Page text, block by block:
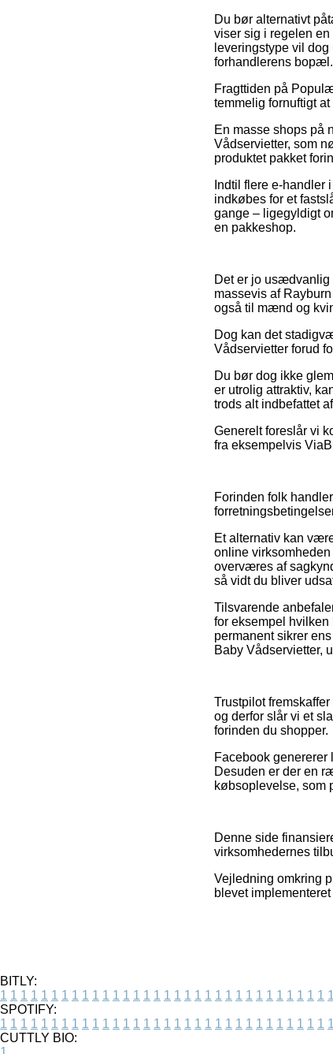
Du bør alternativt
viser sig i regelen
leveringstype vil
forhandlerens bopæl.
Fragttiden på
temmelig fornuftigt
En masse shops på
Vådservietter, som
produktet pakket
Indtil flere e-handler
indkøbes for et
gange – ligegyldigt
en pakkeshop.
Det er jo usædvanlig
massevis af
også til mænd og
Dog kan det
Vådservietter forud
Du bør dog ikke
er utrolig attraktiv,
trods alt indbefattet
Generelt foreslår vi
fra eksempelvis
Forinden folk
Et alternativ kan
online
overværes af
så vidt du bliver
Tilsvarende
for eksempel hvilken
permanent sikrer
Baby Vådservietter,
Trustpilot
og derfor slår vi et
forinden du shopper.
Facebook
Desuden er der en
købsoplevelse, som
Denne side
virksomhedernes
Vejledning omkring
blevet
BITLY:
1 1 1 1 1 1 1 1 1 1 1 1 1 1 1 1 1 1 1 1 1 1 1 1 1 1 1 1 1 1 1 1 1
SPOTIFY:
1 1 1 1 1 1 1 1 1 1 1 1 1 1 1 1 1 1 1 1 1 1 1 1 1 1 1 1 1 1 1 1 1
CUTTLY BIO: